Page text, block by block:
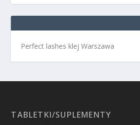
Perfect lashes klej Warszawa
TABLETKI/SUPLEMENTY